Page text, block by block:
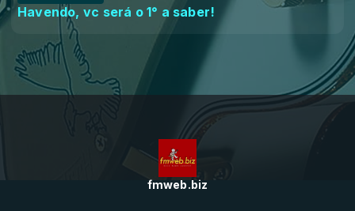
Havendo, vc será o 1° a saber!
fmweb.biz